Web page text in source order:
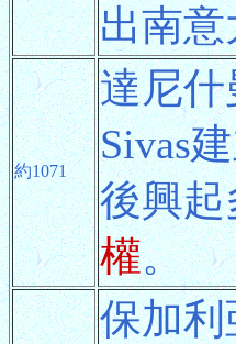
出南
約1071
達尼什
Sivas
後興
權。
保加